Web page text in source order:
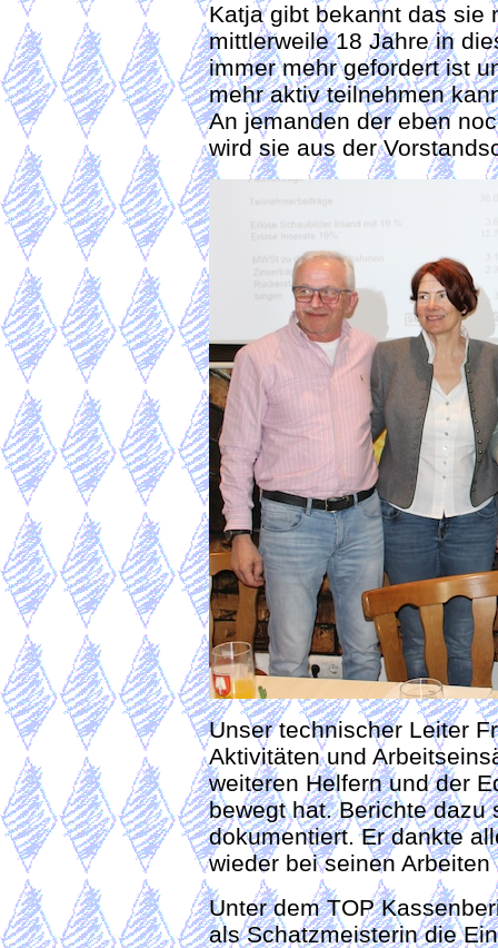
Katja gibt bekannt das sie
mittlerweile 18 Jahre in
immer mehr gefordert ist
mehr aktiv teilnehmen
An jemanden der eben
wird sie aus der
Unser technischer Leiter
Aktivitäten und
weiteren Helfern und der
bewegt hat. Berichte dazu
dokumentiert. Er dankte
wieder bei seinen
Unter dem TOP
als Schatzmeisterin die